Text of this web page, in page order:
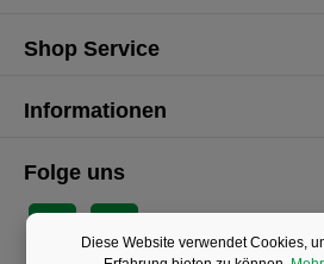
Shop Service
Informationen
Folge uns
Diese Website verwendet Cookies,